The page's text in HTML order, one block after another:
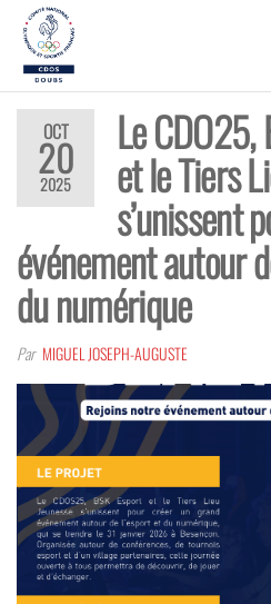
content
valoriser les
olympiques
et sportives
du Doubs !
OCT
20
2025
Le CDO25,
et le Tiers
s’unissent
événement autour
du numérique
Par MIGUEL JOSEPH-AUGUSTE